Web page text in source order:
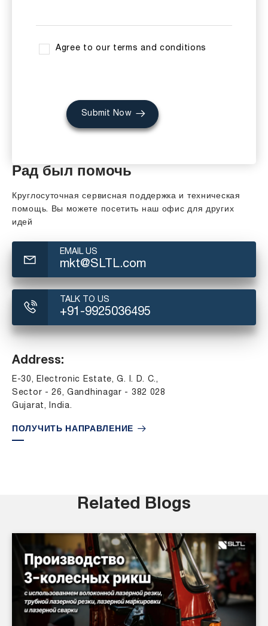
Agree to our terms and conditions
Submit Now
Рад был помочь
Круглосуточная сервисная поддержка и техническая
помощь. Вы можете посетить наш офис для других
идей
EMAIL US
mkt@SLTL.com
TALK TO US
+91-9925036495
Address:
E-30, Electronic Estate, G. I. D. C.,
Sector - 26, Gandhinagar - 382 028
Gujarat, India.
ПОЛУЧИТЬ НАПРАВЛЕНИЕ
Related Blogs